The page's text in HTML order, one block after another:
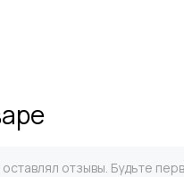
отзывы. Будьте